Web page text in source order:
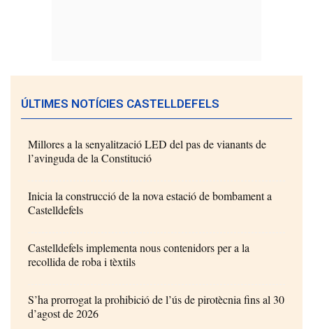
ÚLTIMES NOTÍCIES CASTELLDEFELS
Millores a la senyalització LED del pas de vianants de
l’avinguda de la Constitució
Inicia la construcció de la nova estació de bombament a
Castelldefels
Castelldefels implementa nous contenidors per a la
recollida de roba i tèxtils
S’ha prorrogat la prohibició de l’ús de pirotècnia fins al 30
d’agost de 2026